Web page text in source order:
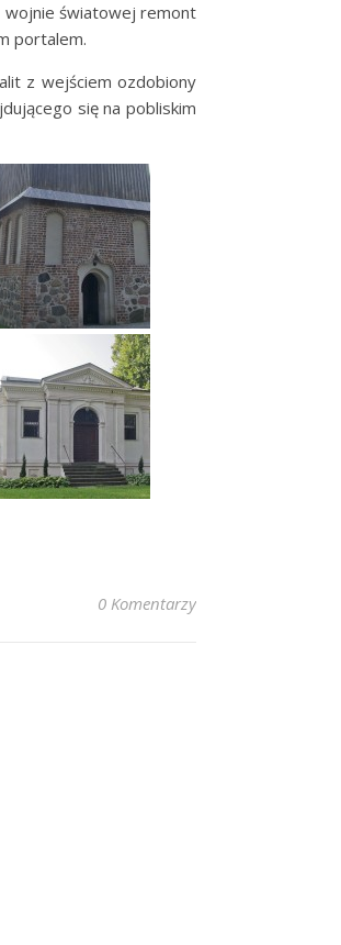
wojnie światowej remont
portalem.
z wejściem ozdobiony
się na pobliskim
0 Komentarzy